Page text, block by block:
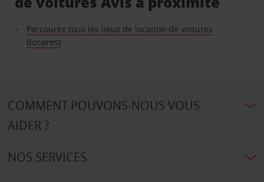
Parcourez tous les lieux de location de voitures
Bucarest
COMMENT POUVONS-NOUS VOUS
AIDER ?
NOS SERVICES